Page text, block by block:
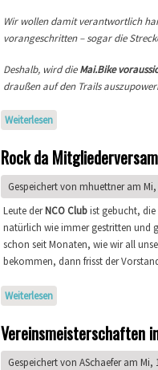
Wir wollen damit verantwortlich
vorangeschritten – sogar die
Deshalb, wird dieMai.Bike
draußen auf den Trails
Weiterlesen
Rock da
Gespeichert von mhuettneram Mi,
Leute derNCO Clubist gebucht, die
natürlich wie immer gestritten und
schon seit Monaten, wie wir all
bekommen, dann frisst der
Weiterlesen
Vereinsmeisterschaften
Gespeichert von ASchaeferam Mi,